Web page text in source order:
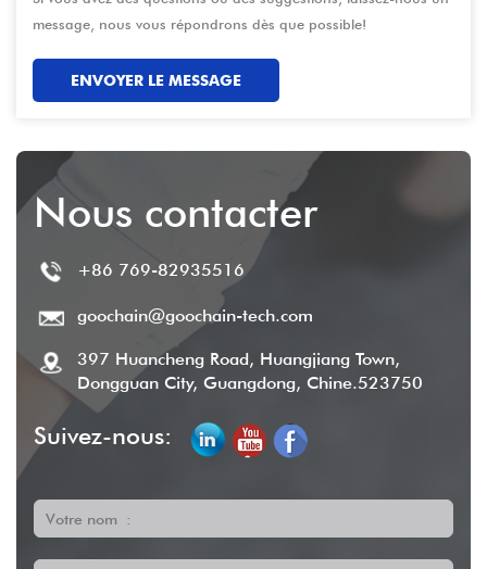
message, nous vous répondrons dès que possible!
ENVOYER LE MESSAGE
Nous contacter
+86 769-82935516
goochain@goochain-tech.com
397 Huancheng Road, Huangjiang Town,
Dongguan City, Guangdong, Chine.523750
Suivez-nous:
Votre nom :